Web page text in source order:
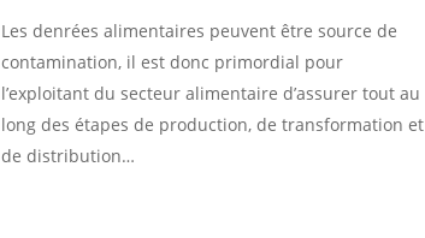
Les denrées alimentaires peuvent être source de
contamination, il est donc primordial pour
l’exploitant du secteur alimentaire d’assurer tout au
long des étapes de production, de transformation et
de distribution…